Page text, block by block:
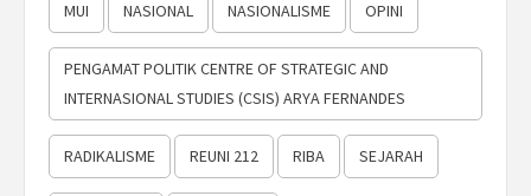
MUI NASIONAL NASIONALISME OPINI
PENGAMAT POLITIK CENTRE OF STRATEGIC AND
INTERNASIONAL STUDIES (CSIS) ARYA FERNANDES
RADIKALISME REUNI 212 RIBA SEJARAH